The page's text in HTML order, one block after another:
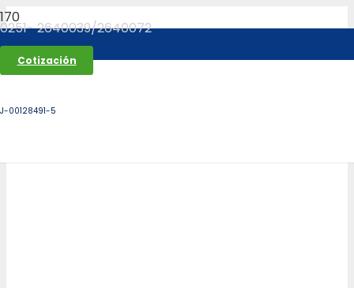
0251- 2640039/2640072
Cotización
J-00128491-5